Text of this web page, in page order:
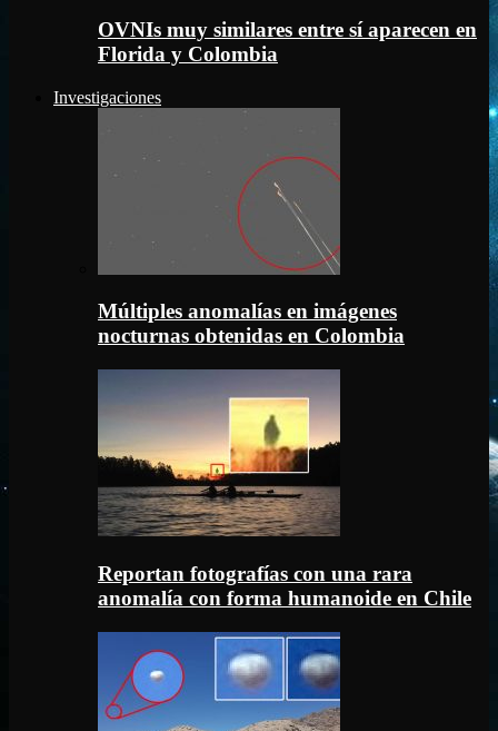
OVNIs muy similares entre sí aparecen en
Florida y Colombia
Investigaciones
Múltiples anomalías en imágenes
nocturnas obtenidas en Colombia
Reportan fotografías con una rara
anomalía con forma humanoide en Chile